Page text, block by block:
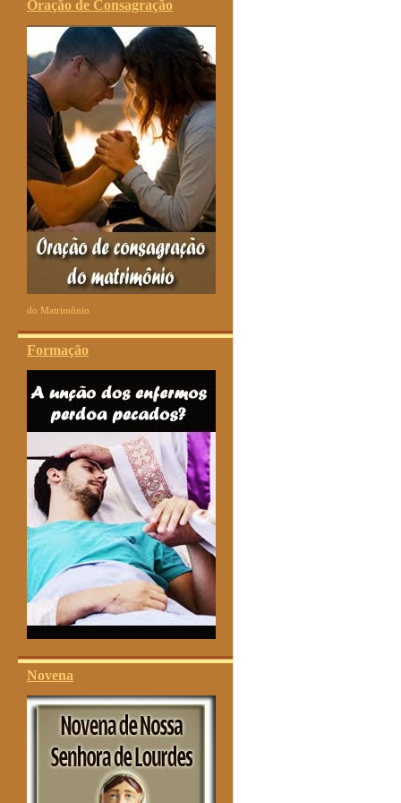
Oração de Consagração
do Matrimônio
Formação
Novena